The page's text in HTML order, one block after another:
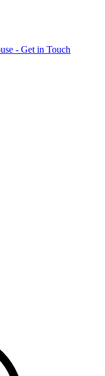
- Get in Touch